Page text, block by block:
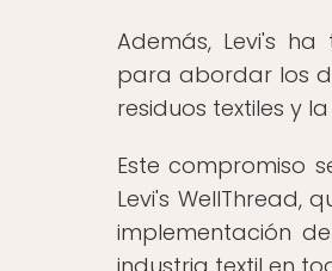
Además, Levi's
para abordar los
residuos textiles y
Este compromiso
Levi's WellThread,
implementación